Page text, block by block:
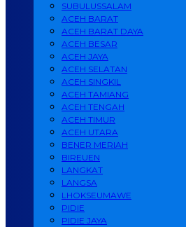
SUBULUSSALAM
ACEH BARAT
ACEH BARAT DAYA
ACEH BESAR
ACEH JAYA
ACEH SELATAN
ACEH SINGKIL
ACEH TAMIANG
ACEH TENGAH
ACEH TIMUR
ACEH UTARA
BENER MERIAH
BIREUEN
LANGKAT
LANGSA
LHOKSEUMAWE
PIDIE
PIDIE JAYA